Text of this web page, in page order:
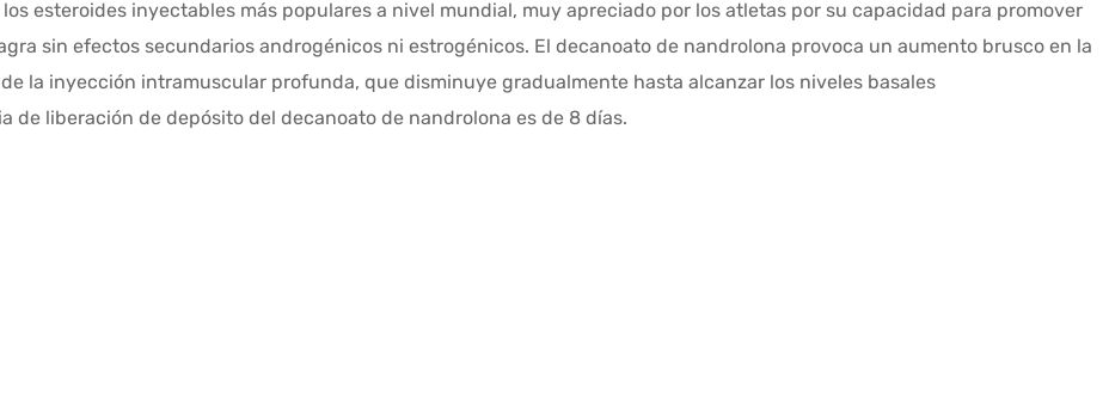
esteroides inyectables más populares a nivel mundial, muy apreciado por los atletas por su capacidad para promover
sin efectos secundarios androgénicos ni estrogénicos. El decanoato de nandrolona provoca un aumento brusco en la
la inyección intramuscular profunda, que disminuye gradualmente hasta alcanzar los niveles basales
de liberación de depósito del decanoato de nandrolona es de 8 días.